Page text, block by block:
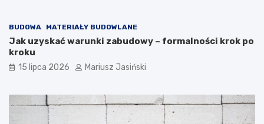
BUDOWA MATERIAŁY BUDOWLANE
Jak uzyskać warunki zabudowy – formalności krok po
kroku
15 lipca 2026 Mariusz Jasiński